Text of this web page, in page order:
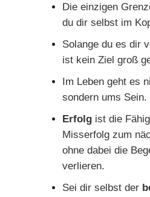
Die einzigen
du dir selbst im
Solange du es dir
ist kein Ziel groß
Im Leben geht es
sondern ums Sein.
Erfolg ist die
Misserfolg zum
ohne dabei die
verlieren.
Sei dir selbst der